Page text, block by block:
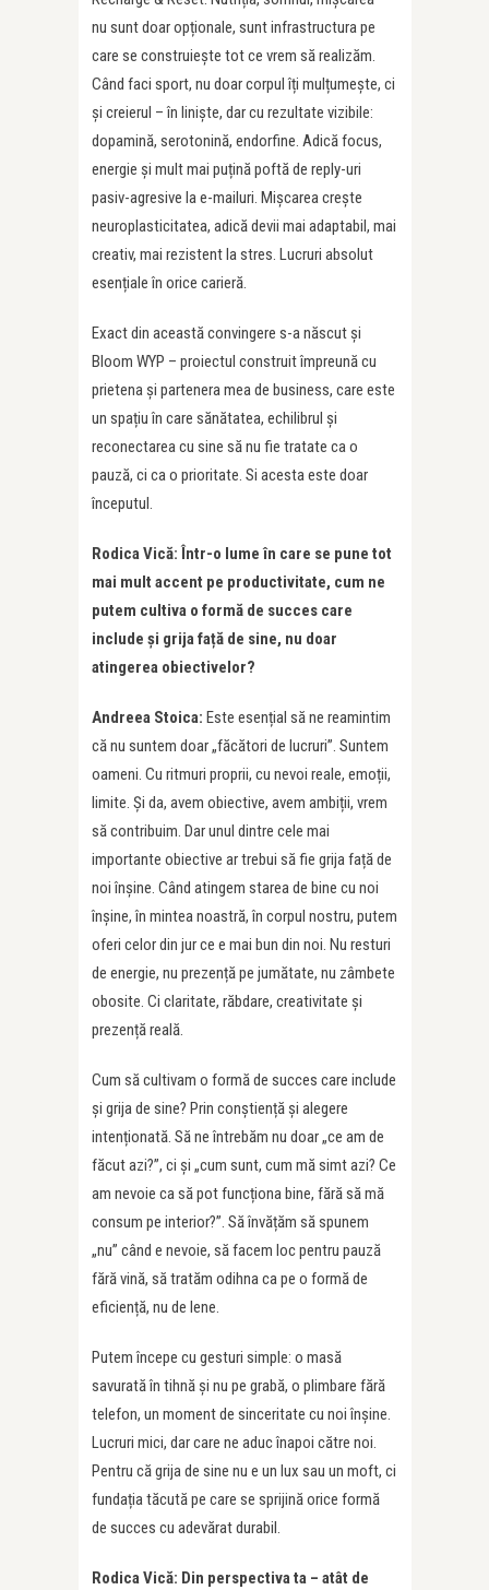
nu sunt doar opționale, sunt infrastructura pe
care se construiește tot ce vrem să realizăm.
Când faci sport, nu doar corpul îți mulțumește, ci
și creierul – în liniște, dar cu rezultate vizibile:
dopamină, serotonină, endorfine. Adică focus,
energie și mult mai puțină poftă de reply-uri
pasiv-agresive la e-mailuri. Mișcarea crește
neuroplasticitatea, adică devii mai adaptabil, mai
creativ, mai rezistent la stres. Lucruri absolut
esențiale în orice carieră.
Exact din această convingere s-a născut și
Bloom WYP – proiectul construit împreună cu
prietena și partenera mea de business, care este
un spațiu în care sănătatea, echilibrul și
reconectarea cu sine să nu fie tratate ca o
pauză, ci ca o prioritate. Si acesta este doar
începutul.
Rodica Vică: Într-o lume în care se pune tot
mai mult accent pe productivitate, cum ne
putem cultiva o formă de succes care
include și grija față de sine, nu doar
atingerea obiectivelor?
Andreea Stoica: Este esențial să ne reamintim
că nu suntem doar „făcători de lucruri”. Suntem
oameni. Cu ritmuri proprii, cu nevoi reale, emoții,
limite. Și da, avem obiective, avem ambiții, vrem
să contribuim. Dar unul dintre cele mai
importante obiective ar trebui să fie grija față de
noi înșine. Când atingem starea de bine cu noi
înșine, în mintea noastră, în corpul nostru, putem
oferi celor din jur ce e mai bun din noi. Nu resturi
de energie, nu prezență pe jumătate, nu zâmbete
obosite. Ci claritate, răbdare, creativitate și
prezență reală.
Cum să cultivam o formă de succes care include
și grija de sine? Prin conștiență și alegere
intenționată. Să ne întrebăm nu doar „ce am de
făcut azi?”, ci și „cum sunt, cum mă simt azi? Ce
am nevoie ca să pot funcționa bine, fără să mă
consum pe interior?”. Să învățăm să spunem
„nu” când e nevoie, să facem loc pentru pauză
fără vină, să tratăm odihna ca pe o formă de
eficiență, nu de lene.
Putem începe cu gesturi simple: o masă
savurată în tihnă și nu pe grabă, o plimbare fără
telefon, un moment de sinceritate cu noi înșine.
Lucruri mici, dar care ne aduc înapoi către noi.
Pentru că grija de sine nu e un lux sau un moft, ci
fundația tăcută pe care se sprijină orice formă
de succes cu adevărat durabil.
Rodica Vică: Din perspectiva ta – atât de